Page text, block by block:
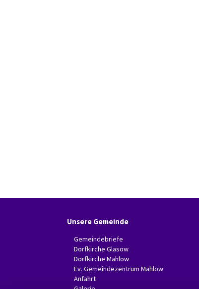
Unsere Gemeinde
Gemeindebriefe
Dorfkirche Glasow
Dorfkirche Mahlow
Ev. Gemeindezentrum Mahlow
Anfahrt